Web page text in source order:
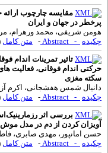
مقایسه چارچوب ارائه
پرخطر در جهان و ایران
هومن شریفی، محمد ورهرام،
چکیده - Abstract
-متن کامل(PDF)
تاثیر تمرینات اندام
حرکتی اندام فوقانی، فعالیت
سکته مغزی
دانیال شمس هفشجانی، اکرم
چکیده - Abstract
-متن کامل(PDF)
بررسی اثر
آویزان کردن از دم در مدل موش
حسن امانپور، مهدی صابری،
چکیده - Abstract
-متن کامل(PDF)